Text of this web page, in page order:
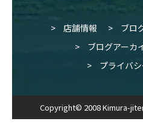
店舗情報 ブロ
ブログアーカ
プライバ
Copyright© 2008 Kimura-